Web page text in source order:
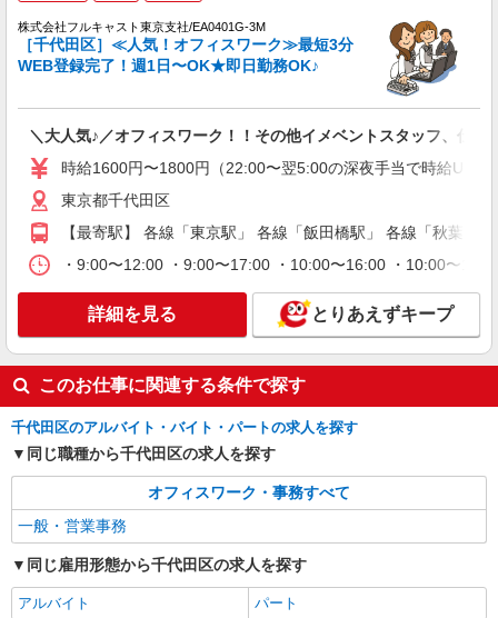
一般事務
月給306100円 ★交通費規定に基づき交通費支
給
キープ 詳細を見る
派遣社員
株式会社パソナ・東京キャリアセンター/KT6001177202
一般事務/データ入力
月給288600円 ★交通費規定に基づき交通費支
給
東京都千代田区（東京駅）
キープ 詳細を見る
株式会社パソナ・東京キャリアセンター/KT600116067402
NEW
一般事務/一般事務
月給269400円 ★交通費規定に基づき交通費支
給
東京都千代田区（御茶ノ水駅）
キープ 詳細を見る
株式会社フルキャスト東京支社/EA0401G-3M
［千代田区］≪人気！オフィスワーク≫最短3分
WEB登録完了！週1日〜OK★即日勤務OK♪
＼大人気♪／オフィスワーク！！その他イメベントスタッフ、仕分
時給1600円〜1800円（22:00〜翌5:00の深夜手当で時給UP
東京都千代田区
【最寄駅】 各線「東京駅」 各線「飯田橋駅」 各線「秋葉原駅
・9:00〜12:00 ・9:00〜17:00 ・10:00〜16:00 ・10:00〜
詳細を見る とりあえずキープ
このお仕事に関連する条件で探す
千代田区のアルバイト・バイト・パートの求人を探す
同じ職種から千代田区の求人を探す
オフィスワーク・事務すべて
一般・営業事務
同じ雇用形態から千代田区の求人を探す
アルバイト パート